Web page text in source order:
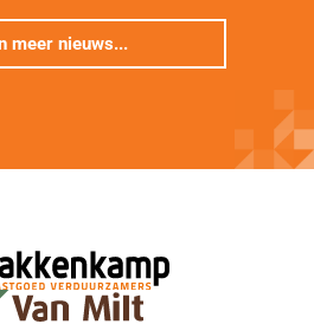
meer nieuws...